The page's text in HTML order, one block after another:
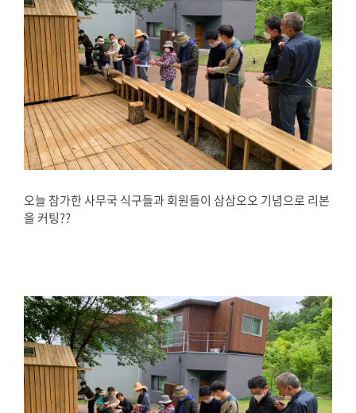
오늘 참가한 사무국 식구들과 회원들이 삼삼오오 기념으로 리본
을 커팅??